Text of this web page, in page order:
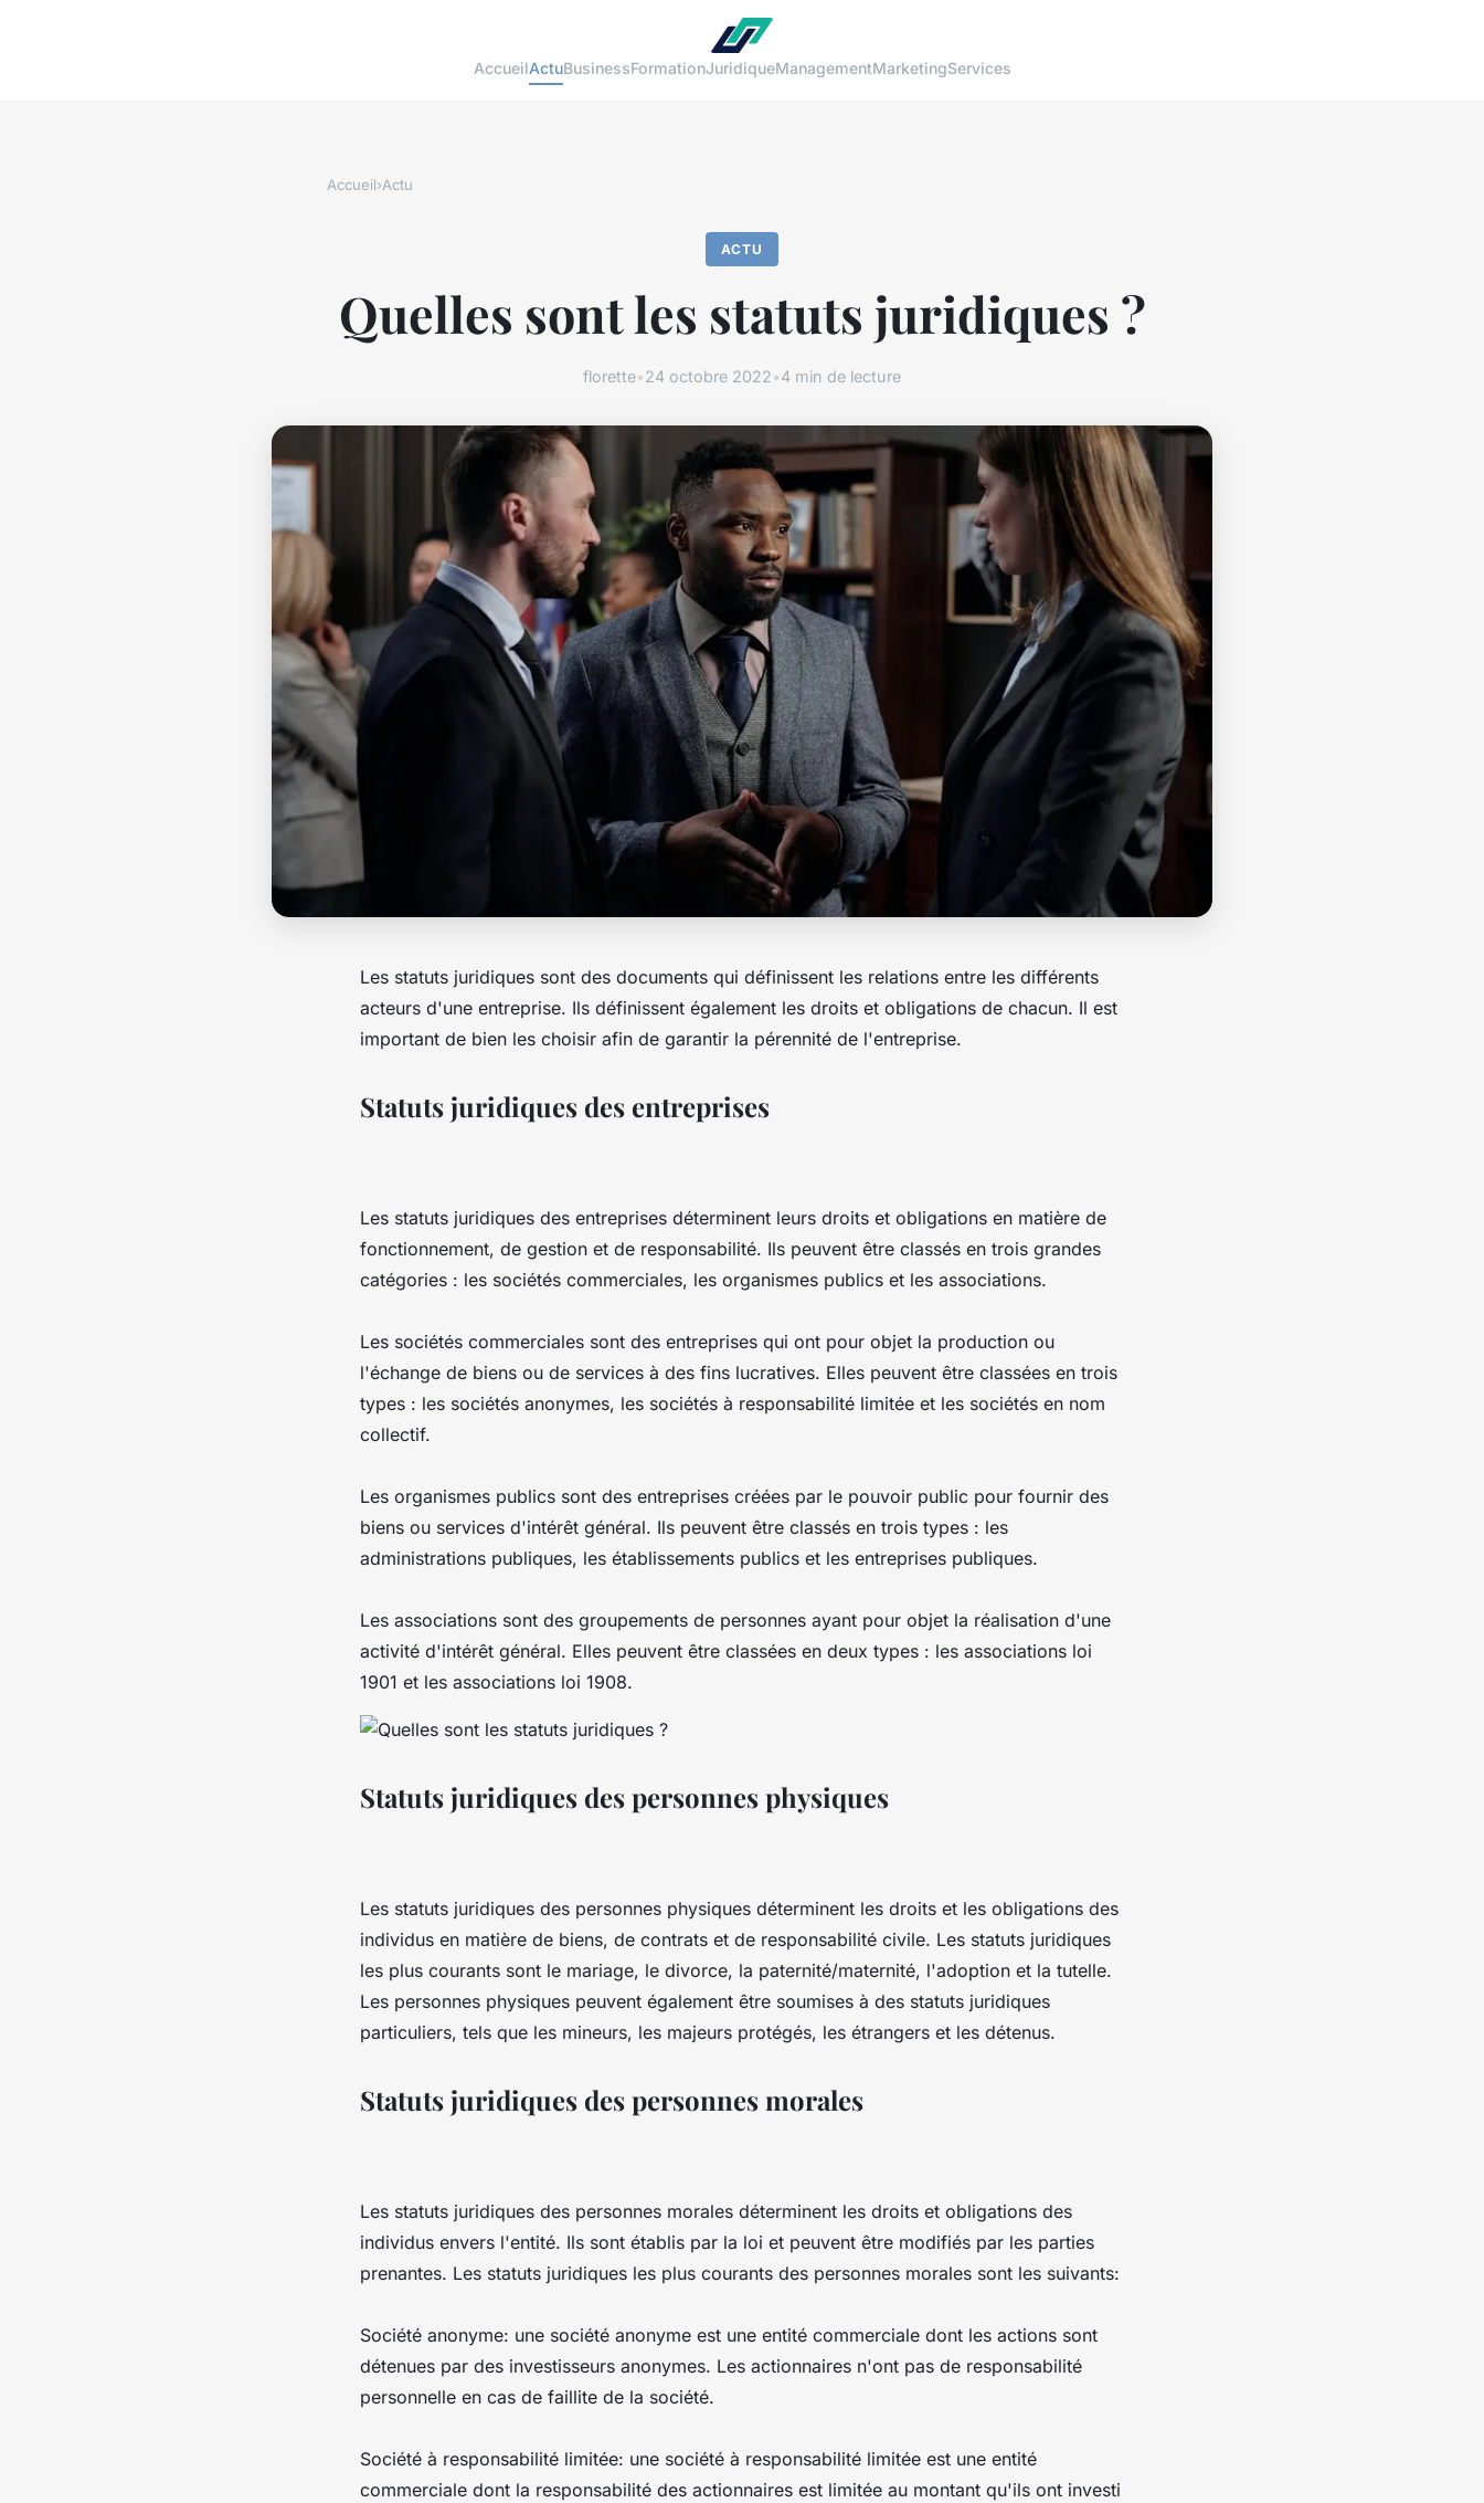
AccueilActuBusinessFormationJuridiqueManagementMarketingServices
Accueil›Actu
ACTU
Quelles sont les statuts juridiques ?
florette•24 octobre 2022•4 min de lecture
Les statuts juridiques sont des documents qui définissent les relations entre les différents
acteurs d'une entreprise. Ils définissent également les droits et obligations de chacun. Il est
important de bien les choisir afin de garantir la pérennité de l'entreprise.
Statuts juridiques des entreprises
Les statuts juridiques des entreprises déterminent leurs droits et obligations en matière de
fonctionnement, de gestion et de responsabilité. Ils peuvent être classés en trois grandes
catégories : les sociétés commerciales, les organismes publics et les associations.
Les sociétés commerciales sont des entreprises qui ont pour objet la production ou
l'échange de biens ou de services à des fins lucratives. Elles peuvent être classées en trois
types : les sociétés anonymes, les sociétés à responsabilité limitée et les sociétés en nom
collectif.
Les organismes publics sont des entreprises créées par le pouvoir public pour fournir des
biens ou services d'intérêt général. Ils peuvent être classés en trois types : les
administrations publiques, les établissements publics et les entreprises publiques.
Les associations sont des groupements de personnes ayant pour objet la réalisation d'une
activité d'intérêt général. Elles peuvent être classées en deux types : les associations loi
1901 et les associations loi 1908.
Statuts juridiques des personnes physiques
Les statuts juridiques des personnes physiques déterminent les droits et les obligations des
individus en matière de biens, de contrats et de responsabilité civile. Les statuts juridiques
les plus courants sont le mariage, le divorce, la paternité/maternité, l'adoption et la tutelle.
Les personnes physiques peuvent également être soumises à des statuts juridiques
particuliers, tels que les mineurs, les majeurs protégés, les étrangers et les détenus.
Statuts juridiques des personnes morales
Les statuts juridiques des personnes morales déterminent les droits et obligations des
individus envers l'entité. Ils sont établis par la loi et peuvent être modifiés par les parties
prenantes. Les statuts juridiques les plus courants des personnes morales sont les suivants:
Société anonyme: une société anonyme est une entité commerciale dont les actions sont
détenues par des investisseurs anonymes. Les actionnaires n'ont pas de responsabilité
personnelle en cas de faillite de la société.
Société à responsabilité limitée: une société à responsabilité limitée est une entité
commerciale dont la responsabilité des actionnaires est limitée au montant qu'ils ont investi